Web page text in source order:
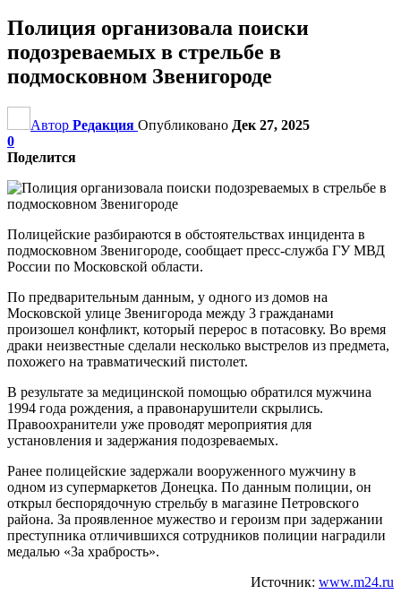
Полиция организовала поиски
подозреваемых в стрельбе в
подмосковном Звенигороде
Автор Редакция Опубликовано Дек 27, 2025
0
Поделится
Полицейские разбираются в обстоятельствах инцидента в
подмосковном Звенигороде, сообщает пресс-служба ГУ МВД
России по Московской области.
По предварительным данным, у одного из домов на
Московской улице Звенигорода между 3 гражданами
произошел конфликт, который перерос в потасовку. Во время
драки неизвестные сделали несколько выстрелов из предмета,
похожего на травматический пистолет.
В результате за медицинской помощью обратился мужчина
1994 года рождения, а правонарушители скрылись.
Правоохранители уже проводят мероприятия для
установления и задержания подозреваемых.
Ранее полицейские задержали вооруженного мужчину в
одном из супермаркетов Донецка. По данным полиции, он
открыл беспорядочную стрельбу в магазине Петровского
района. За проявленное мужество и героизм при задержании
преступника отличившихся сотрудников полиции наградили
медалью «3а храбрость».
Источник: www.m24.ru